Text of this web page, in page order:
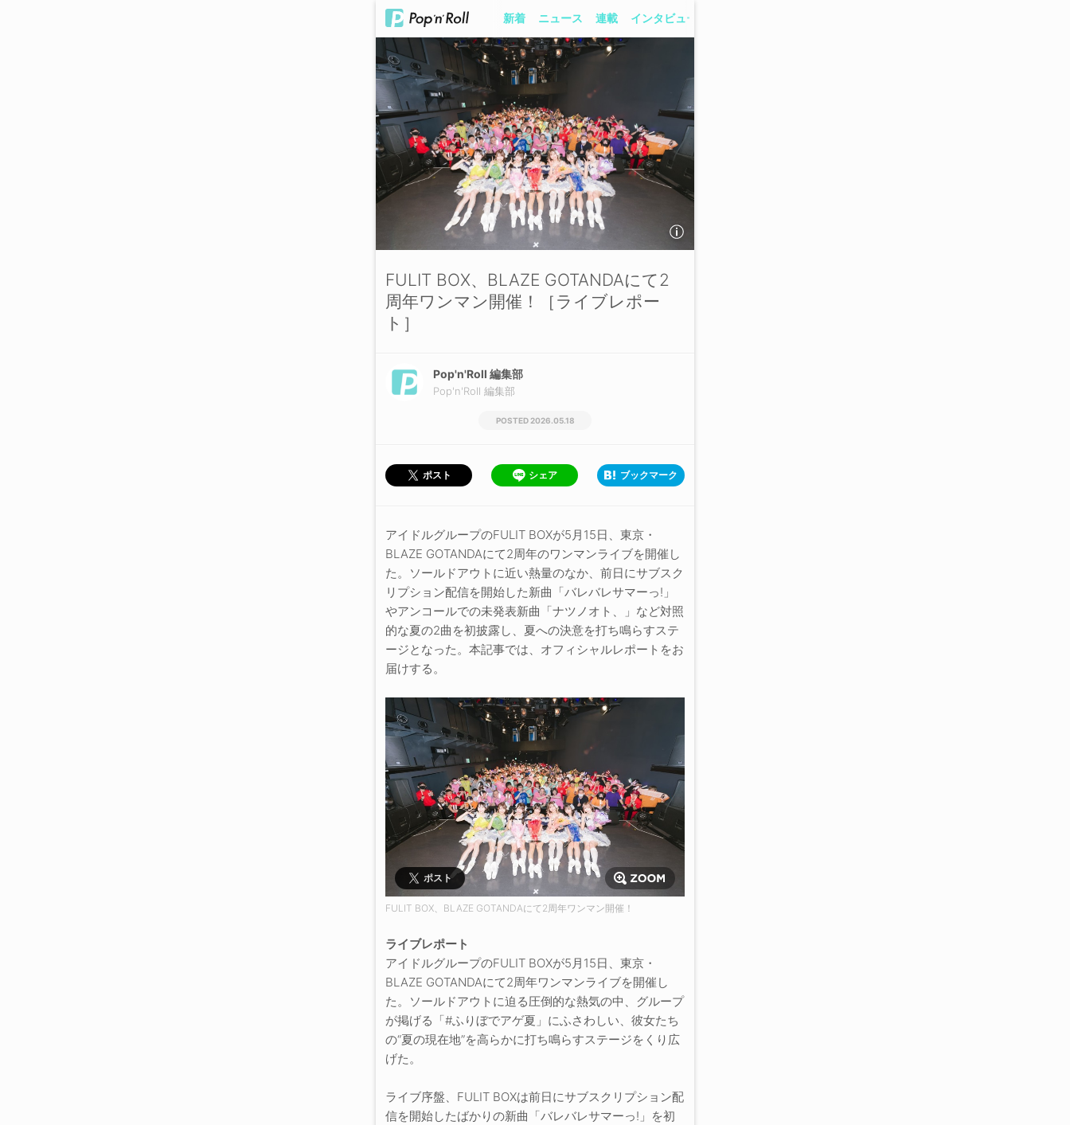
新着 ニュース 連載 インタビュー
FULIT BOX、BLAZE GOTANDAにて2
周年ワンマン開催！［ライブレポー
ト］
Pop'n'Roll 編集部
Pop'n'Roll 編集部
2026.05.18
ポスト シェア ブックマーク
アイドルグループのFULIT BOXが5月15日、東京・
BLAZE GOTANDAにて2周年のワンマンライブを開催し
た。ソールドアウトに近い熱量のなか、前日にサブスク
リプション配信を開始した新曲「バレバレサマーっ!」
やアンコールでの未発表新曲「ナツノオト、」など対照
的な夏の2曲を初披露し、夏への決意を打ち鳴らすステ
ージとなった。本記事では、オフィシャルレポートをお
届けする。
ポスト
FULIT BOX、BLAZE GOTANDAにて2周年ワンマン開催！
ライブレポート
アイドルグループのFULIT BOXが5月15日、東京・
BLAZE GOTANDAにて2周年ワンマンライブを開催し
た。ソールドアウトに迫る圧倒的な熱気の中、グループ
が掲げる「#ふりぼでアゲ夏」にふさわしい、彼女たち
の“夏の現在地”を高らかに打ち鳴らすステージをくり広
げた。
ライブ序盤、FULIT BOXは前日にサブスクリプション配
信を開始したばかりの新曲「バレバレサマーっ!」を初